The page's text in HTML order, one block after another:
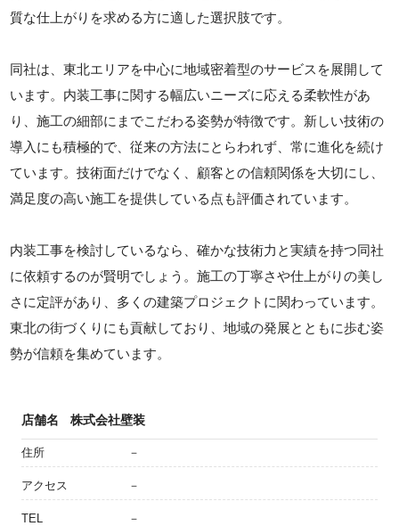
質な仕上がりを求める方に適した選択肢です。
同社は、東北エリアを中心に地域密着型のサービスを展開して
います。内装工事に関する幅広いニーズに応える柔軟性があ
り、施工の細部にまでこだわる姿勢が特徴です。新しい技術の
導入にも積極的で、従来の方法にとらわれず、常に進化を続け
ています。技術面だけでなく、顧客との信頼関係を大切にし、
満足度の高い施工を提供している点も評価されています。
内装工事を検討しているなら、確かな技術力と実績を持つ同社
に依頼するのが賢明でしょう。施工の丁寧さや仕上がりの美し
さに定評があり、多くの建築プロジェクトに関わっています。
東北の街づくりにも貢献しており、地域の発展とともに歩む姿
勢が信頼を集めています。
店舗名 株式会社壁装
住所 －
アクセス －
TEL －